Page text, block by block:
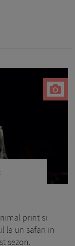
print si
la un safari in
sezon.